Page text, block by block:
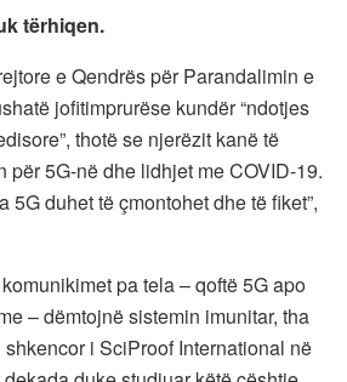
tërhiqen.
e Qendrës për Parandalimin e
jofitimprurëse kundër “ndotjes
thotë se njerëzit kanë të
për 5G-në dhe lidhjet me COVID-19.
5G duhet të çmontohet dhe të fiket”,
pa tela – qoftë 5G apo
– dëmtojnë sistemin imunitar, tha
i SciProof International në